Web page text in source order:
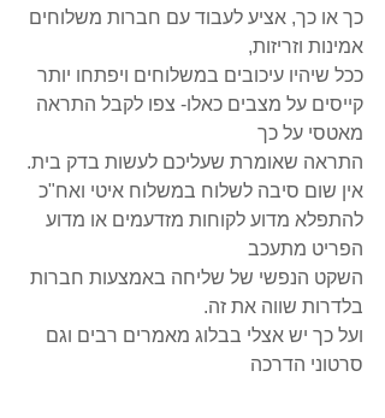
כך או כך, אציע לעבוד עם חברות משלוחים
אמינות וזריזות,
ככל שיהיו עיכובים במשלוחים ויפתחו יותר
קייסים על מצבים כאלו- צפו לקבל התראה
מאטסי על כך
התראה שאומרת שעליכם לעשות בדק בית.
אין שום סיבה לשלוח במשלוח איטי ואח"כ
להתפלא מדוע לקוחות מזדעמים או מדוע
הפריט מתעכב
השקט הנפשי של שליחה באמצעות חברות
בלדרות שווה את זה.
ועל כך יש אצלי בבלוג מאמרים רבים וגם
סרטוני הדרכה